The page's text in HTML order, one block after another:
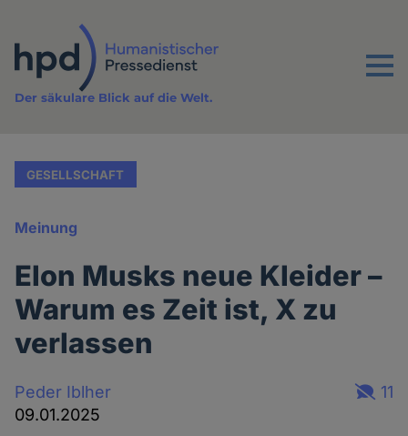
Inhalt
Menu
Der säkulare Blick auf die Welt.
GESELLSCHAFT
Meinung
Elon Musks neue Kleider –
Warum es Zeit ist, X zu
verlassen
Peder Iblher
09.01.2025
11